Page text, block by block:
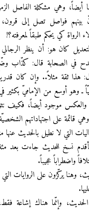
وهي مشكلة الفاصل
بينهم فواصل تصل إلى
الرواة كي يحكم طبقاً لمعرفته؟!
كان هو: أن ينظر
في الصحابة قال: كذّاب
هذا ثقة مثلاً.. وإن كان
وهو أوسع من الإماميّ بكثير في
موجود أيضاً، فكيف نثق
قائمة على اجتهاداتهم
التي لا نطيل بالحديث عنها
نسخ للحديث جاءت بعد
واضطراباً عجيباً.
وهنا يركّزون على الروايات
وإنّما هناك إشاعة